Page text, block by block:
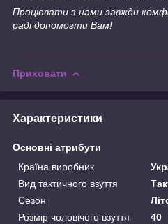
Працювати з нами завжди
раді допомогти Вам!
Приховати
Характеристики
Основні атрибути
Країна виробник
Вид тактичного взуття
Сезон
Розмір чоловічого взуття
40